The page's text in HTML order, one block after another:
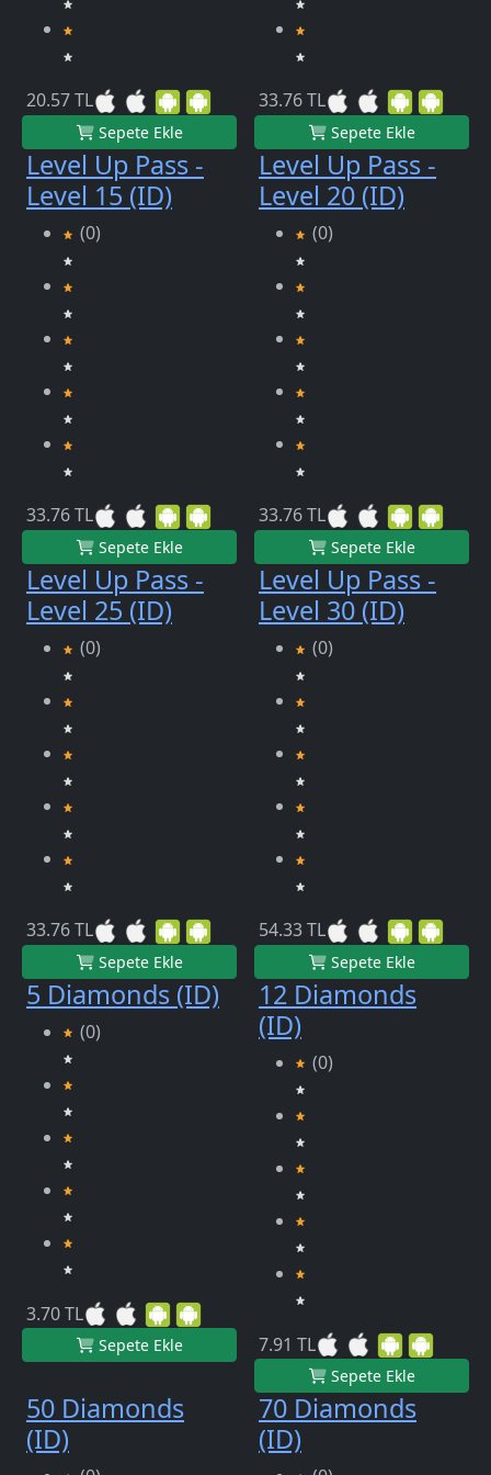
20.57 TL
Sepete Ekle
33.76 TL
Sepete Ekle
Level Up Pass -
Level 15 (ID)
(0)
33.76 TL
Sepete Ekle
Level Up Pass -
Level 20 (ID)
(0)
33.76 TL
Sepete Ekle
Level Up Pass -
Level 25 (ID)
(0)
33.76 TL
Sepete Ekle
Level Up Pass -
Level 30 (ID)
(0)
54.33 TL
Sepete Ekle
5 Diamonds (ID)
(0)
3.70 TL
Sepete Ekle
12 Diamonds
(ID)
(0)
7.91 TL
Sepete Ekle
50 Diamonds
(ID)
70 Diamonds
(ID)